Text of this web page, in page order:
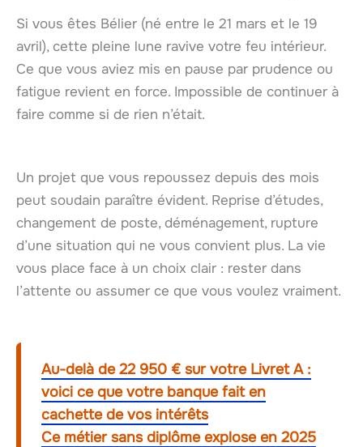
Si vous êtes Bélier (né entre le 21 mars et le 19
avril), cette pleine lune ravive votre feu intérieur.
Ce que vous aviez mis en pause par prudence ou
fatigue revient en force. Impossible de continuer à
faire comme si de rien n’était.
Un projet que vous repoussez depuis des mois
peut soudain paraître évident. Reprise d’études,
changement de poste, déménagement, rupture
d’une situation qui ne vous convient plus. La vie
vous place face à un choix clair : rester dans
l’attente ou assumer ce que vous voulez vraiment.
Au-delà de 22 950 € sur votre Livret A :
voici ce que votre banque fait en
cachette de vos intérêts
Ce métier sans diplôme explose en 2025